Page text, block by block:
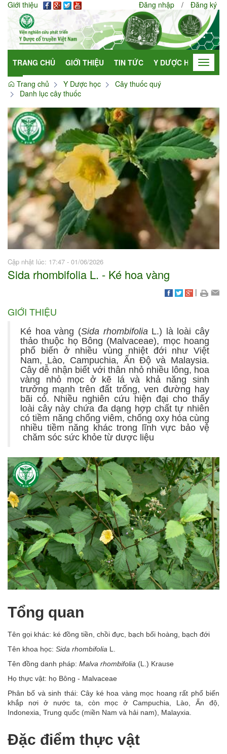
Giới thiệu Đăng nhập / Đăng ký
TRANG CHỦ GIỚI THIỆU TIN TỨC Y DƯỢC HỌC Toggle
Trang chủ
Y Dược học
Cây thuốc quý
Danh lục cây thuốc
Cập nhật lúc: 17:47 - 01/06/2026
Sida rhombifolia L. - Ké hoa vàng
|
GIỚI THIỆU
Ké hoa vàng (Sida rhombifoliaL.) là loài cây
thảo thuộc họ Bông (Malvaceae), mọc hoang
phổ biến ở nhiều vùng nhiệt đới như Việt
Nam, Lào, Campuchia, Ấn Độ và Malaysia.
Cây dễ nhận biết với thân nhỏ nhiều lông, hoa
vàng nhỏ mọc ở kẽ lá và khả năng sinh
trưởng mạnh trên đất trống, ven đường hay
bãi cỏ. Nhiều nghiên cứu hiện đại cho thấy
loài cây này chứa đa dạng hợp chất tự nhiên
có tiềm năng chống viêm, chống oxy hóa cùng
nhiều tiềm năng khác trong lĩnh vực bảo vệ
chăm sóc sức khỏe từ dược liệu
Tổng quan
Tên gọi khác: ké đồng tiền, chồi đực, bạch bối hoàng, bạch đới
Tên khoa học: Sida rhombifolia L.
Tên đồng danh pháp: Malva rhombifolia (L.) Krause
Họ thực vật: họ Bông - Malvaceae
Phân bố và sinh thái: Cây ké hoa vàng mọc hoang rất phổ biến
khắp nơi ở nước ta, còn mọc ở Campuchia, Lào, Ấn độ,
Indonexia, Trung quốc (miền Nam và hải nam), Malayxia.
Đặc điểm thực vật